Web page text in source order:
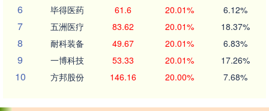
6 毕得医药 61.6 20.01% 6.12%
7 五洲医疗 83.62 20.01% 18.37%
8 耐科装备 49.67 20.01% 6.83%
9 一博科技 53.33 20.01% 17.26%
10 方邦股份 146.16 20.00% 7.68%